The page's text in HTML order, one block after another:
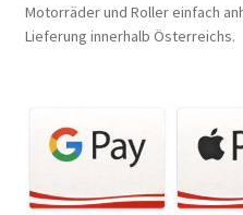
Motorräder und Roller einfach
Lieferung innerhalb Österreichs.